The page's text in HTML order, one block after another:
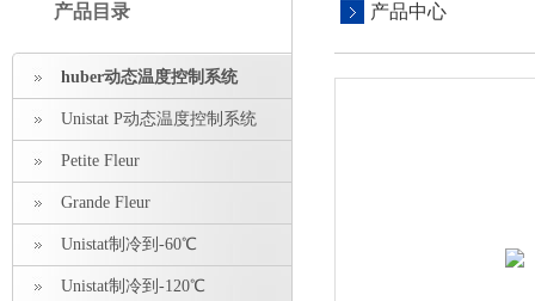
产品目录
huber动态温度控制系统
Unistat P动态温度控制系统
Petite Fleur
Grande Fleur
Unistat制冷到-60℃
Unistat制冷到-120℃
产品中心